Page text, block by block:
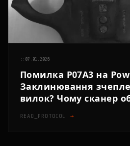
:: 07.01.2026
Помилка P07A3 на
Заклинювання
вилок? Чому сканер
READ_PROTOCOL →